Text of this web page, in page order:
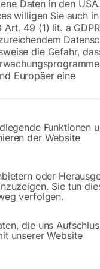
Werktage
Standard (Österreich):
Sie: Die Versandkosten
In den
haben
Gerne
Daten in den
willigen Sie auch
49 (1) lit. a
die Gefahr,
Europäer eine
Einwilligung erteilt
Funktionen
der Website
oder
Sie tun
verfolgen.
die uns
unserer Website